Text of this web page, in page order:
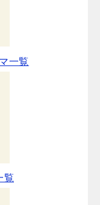
一覧
覧